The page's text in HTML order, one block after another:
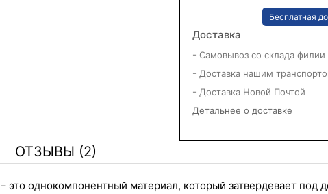
Бесплатная
Доставка
- Самовывоз со склада филии
- Доставка нашим
- Доставка Новой Почтой
Детальнее о доставке
ОТЗЫВЫ (2)
– это однокомпонентный материал, который затвердевает под